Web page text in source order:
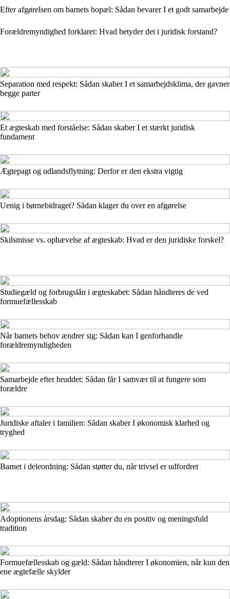
Efter afgørelsen om barnets bopæl: Sådan bevarer I et godt samarbejde
Forældremyndighed forklaret: Hvad betyder det i juridisk forstand?
Separation med respekt: Sådan skaber I et samarbejdsklima, der gavner
begge parter
Et ægteskab med forståelse: Sådan skaber I et stærkt juridisk
fundament
Ægtepagt og udlandsflytning: Derfor er den ekstra vigtig
Uenig i børnebidraget? Sådan klager du over en afgørelse
Skilsmisse vs. ophævelse af ægteskab: Hvad er den juridiske forskel?
Studiegæld og forbrugslån i ægteskabet: Sådan håndteres de ved
formuefællesskab
Når barnets behov ændrer sig: Sådan kan I genforhandle
forældremyndigheden
Samarbejde efter bruddet: Sådan får I samvær til at fungere som
forældre
Juridiske aftaler i familien: Sådan skaber I økonomisk klarhed og
tryghed
Barnet i deleordning: Sådan støtter du, når trivsel er udfordret
Adoptionens årsdag: Sådan skaber du en positiv og meningsfuld
tradition
Formuefællesskab og gæld: Sådan håndterer I økonomien, når kun den
ene ægtefælle skylder